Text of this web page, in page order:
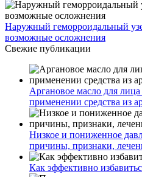
Наружный геморроидальный
возможные осложнения
Свежие публикации
Аргановое масло для
применении средства из
Низкое и пониженное
причины, признаки,
Как эффективно